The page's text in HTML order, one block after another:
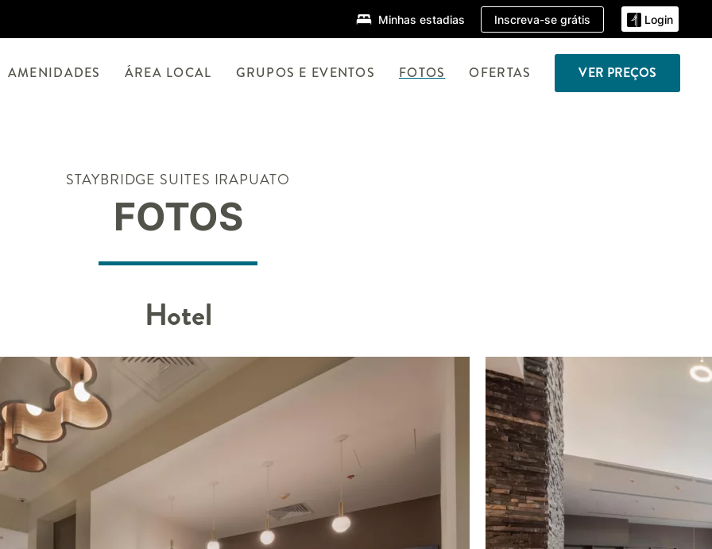
Minhas estadias Inscreva-se grátis Login
AMENIDADES ÁREA LOCAL GRUPOS E EVENTOS FOTOS OFERTAS VER PREÇOS
STAYBRIDGE SUITES IRAPUATO
FOTOS
Hotel